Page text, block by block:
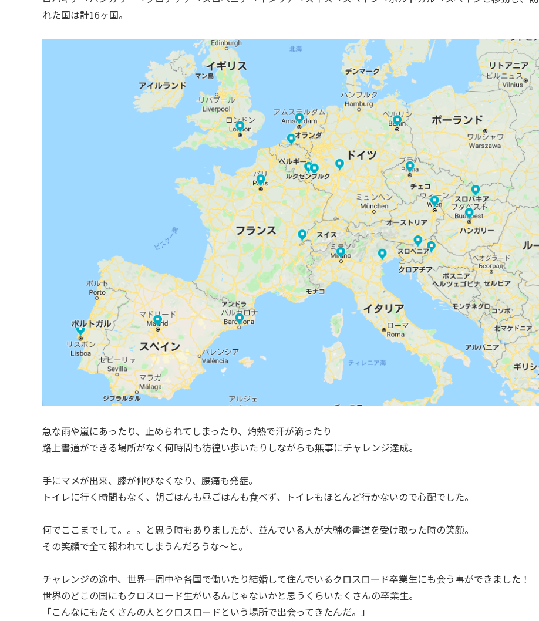
れた国は計16ヶ国。
急な雨や嵐にあったり、止められてしまったり、灼熱で汗が滴ったり
路上書道ができる場所がなく何時間も彷徨い歩いたりしながらも無事にチャレンジ達成。
手にマメが出来、膝が伸びなくなり、腰痛も発症。
トイレに行く時間もなく、朝ごはんも昼ごはんも食べず、トイレもほとんど行かないので心配でした。
何でここまでして。。。と思う時もありましたが、並んでいる人が大輔の書道を受け取った時の笑顔。
その笑顔で全て報われてしまうんだろうな〜と。
チャレンジの途中、世界一周中や各国で働いたり結婚して住んでいるクロスロード卒業生にも会う事ができました！
世界のどこの国にもクロスロード生がいるんじゃないかと思うくらいたくさんの卒業生。
「こんなにもたくさんの人とクロスロードという場所で出会ってきたんだ。」